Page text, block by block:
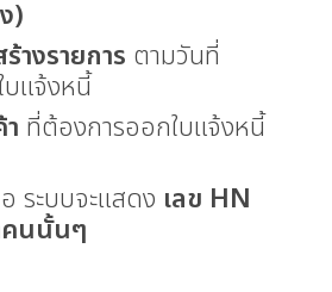
)
างรายการ ตามวันที่
แจ้งหนี้
ที่ต้องการออกใบแจ้งหนี้
ระบบจะแสดง เลข HN
นนั้นๆ